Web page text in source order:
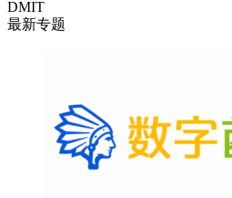
DMIT
最新专题